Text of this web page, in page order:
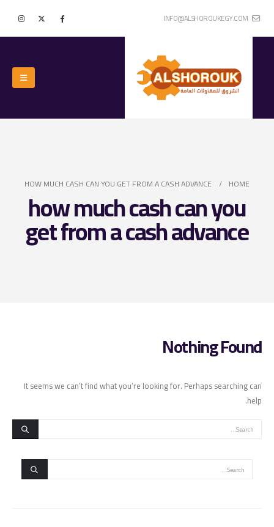
INFO@ALSHOROUKEGY.COM
HOME
HOW MUCH CASH CAN YOU GET FROM A CASH ADVANCE
how much cash can you
get from a cash advance
Nothing Found
It seems we can’t find what you’re looking for. Perhaps searching can
help.